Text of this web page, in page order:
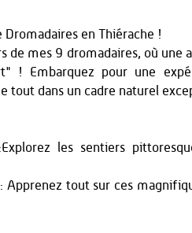
Dromadaires en Thiérache !
de mes 9 dromadaires, où une
! Embarquez pour une
tout dans un cadre naturel
les sentiers
tout sur ces